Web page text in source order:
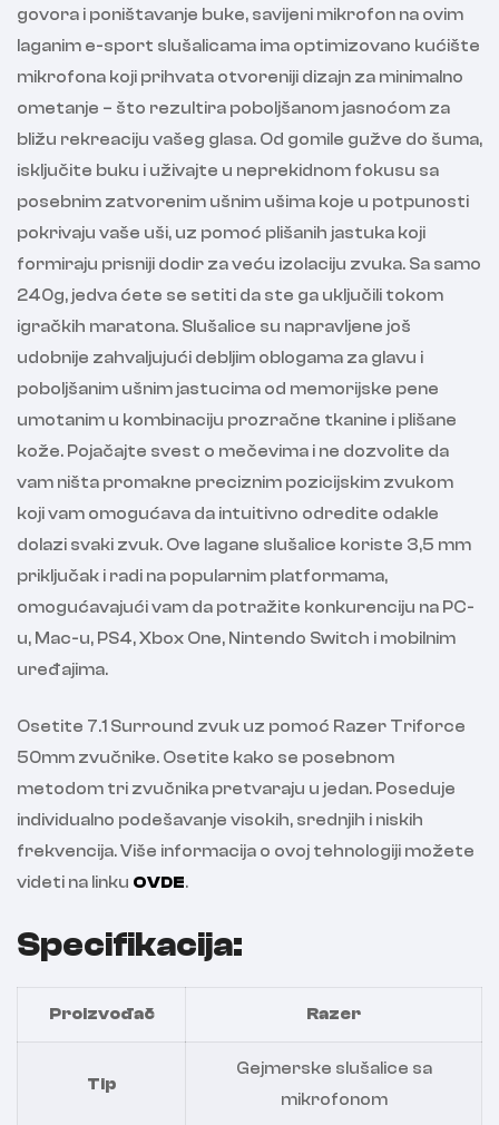
govora i poništavanje buke, savijeni mikrofon na ovim
laganim e-sport slušalicama ima optimizovano kućište
mikrofona koji prihvata otvoreniji dizajn za minimalno
ometanje – što rezultira poboljšanom jasnoćom za
bližu rekreaciju vašeg glasa. Od gomile gužve do šuma,
isključite buku i uživajte u neprekidnom fokusu sa
posebnim zatvorenim ušnim ušima koje u potpunosti
pokrivaju vaše uši, uz pomoć plišanih jastuka koji
formiraju prisniji dodir za veću izolaciju zvuka. Sa samo
240g, jedva ćete se setiti da ste ga uključili tokom
igračkih maratona. Slušalice su napravljene još
udobnije zahvaljujući debljim oblogama za glavu i
poboljšanim ušnim jastucima od memorijske pene
umotanim u kombinaciju prozračne tkanine i plišane
kože. Pojačajte svest o mečevima i ne dozvolite da
vam ništa promakne preciznim pozicijskim zvukom
koji vam omogućava da intuitivno odredite odakle
dolazi svaki zvuk. Ove lagane slušalice koriste 3,5 mm
priključak i radi na popularnim platformama,
omogućavajući vam da potražite konkurenciju na PC-
u, Mac-u, PS4, Xbox One, Nintendo Switch i mobilnim
uređajima.
Osetite 7.1 Surround zvuk uz pomoć Razer Triforce
50mm zvučnike. Osetite kako se posebnom
metodom tri zvučnika pretvaraju u jedan. Poseduje
individualno podešavanje visokih, srednjih i niskih
frekvencija. Više informacija o ovoj tehnologiji možete
videti na linku OVDE.
Specifikacija:
Proizvođač Razer
Tip
Gejmerske slušalice sa
mikrofonom